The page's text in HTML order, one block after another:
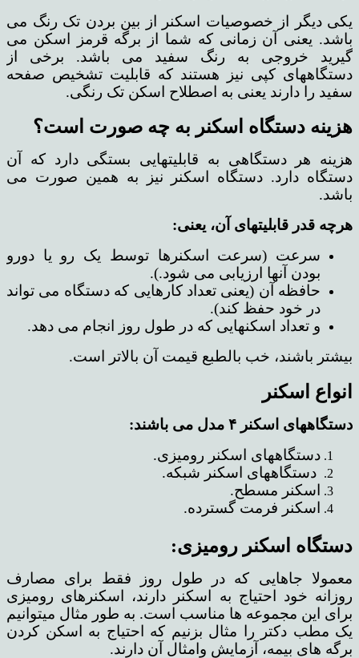
یکی دیگر از خصوصیات اسکنر از بین بردن تک رنگ می
باشد. یعنی آن زمانی که شما از برگه قرمز اسکن می
گیرید خروجی به رنگ سفید می باشد. برخی از
دستگاههای کپی نیز هستند که قابلیت تشخیص صفحه
سفید را دارند یعنی به اصطلاح اسکن تک رنگی.
هزینه دستگاه اسکنر به چه صورت است؟
هزینه هر دستگاهی به قابلیتهایی بستگی دارد که آن
دستگاه دارد. دستگاه اسکنر نیز به همین صورت می
باشد.
هرچه قدر قابلیتهای آن، یعنی:
سرعت (سرعت اسکنرها توسط یک رو یا دورو
بودن آنها ارزیابی می شود.).
حافظه آن (یعنی تعداد کارهایی که دستگاه می تواند
در خود حفظ کند).
و تعداد اسکنهایی که در طول روز انجام می دهد.
بیشتر باشند، خب بالطبع قیمت آن بالاتر است.
انواع اسکنر
دستگاههای اسکنر ۴ مدل می باشند:
دستگاههای اسکنر رومیزی.
دستگاههای اسکنر شبکه.
اسکنر مسطح.
اسکنر فرمت گسترده.
دستگاه اسکنر رومیزی:
معمولا جاهایی که در طول روز فقط برای مصارف
روزانه خود احتیاج به اسکنر دارند، اسکنرهای رومیزی
برای این مجموعه ها مناسب است. به طور مثال میتوانیم
یک مطب دکتر را مثال بزنیم که احتیاج به اسکن کردن
برگه های بیمه، آزمایش وامثال آن دارند.